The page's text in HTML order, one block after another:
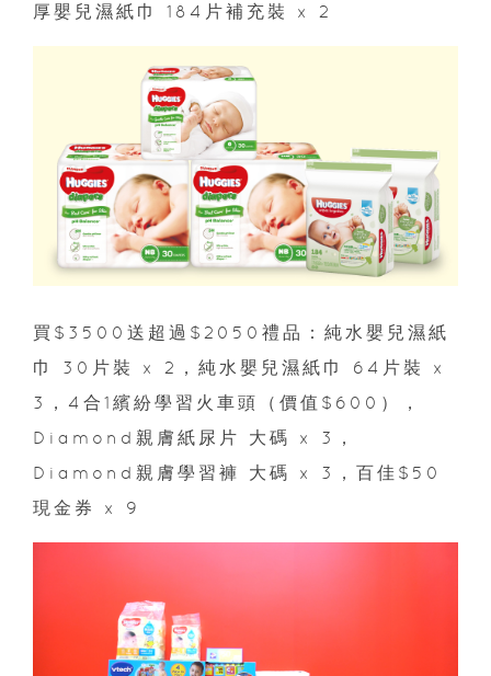
厚嬰兒濕紙巾 184片補充裝 x 2
買$3500送超過$2050禮品：純水嬰兒濕紙
巾 30片裝 x 2，純水嬰兒濕紙巾 64片裝 x
3，4合1繽紛學習火車頭（價值$600），
Diamond親膚紙尿片 大碼 x 3，
Diamond親膚學習褲 大碼 x 3，百佳$50
現金券 x 9